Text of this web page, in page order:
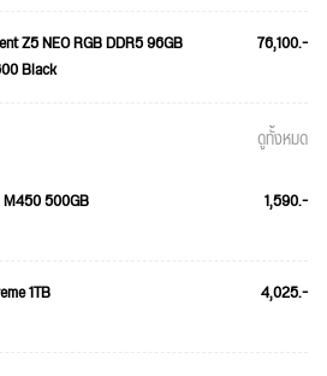
Z5 NEO RGB DDR5 96GB
Black
76,100.-
ดูทั้งหมด
500GB 1,590.-
1TB 4,025.-